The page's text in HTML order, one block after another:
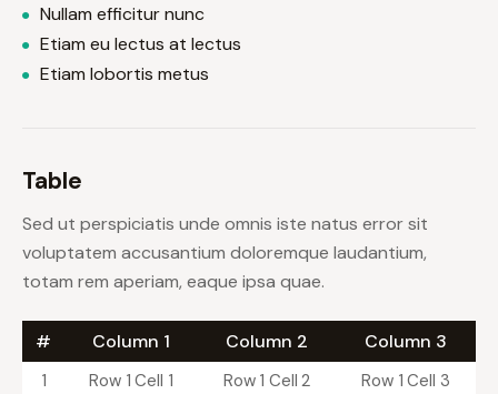
Nullam efficitur nunc
Etiam eu lectus at lectus
Etiam lobortis metus
Table
Sed ut perspiciatis unde omnis iste natus error sit
voluptatem accusantium doloremque laudantium,
totam rem aperiam, eaque ipsa quae.
# Column 1 Column 2 Column 3
1 Row 1 Cell 1 Row 1 Cell 2
Row 1 Cell 3